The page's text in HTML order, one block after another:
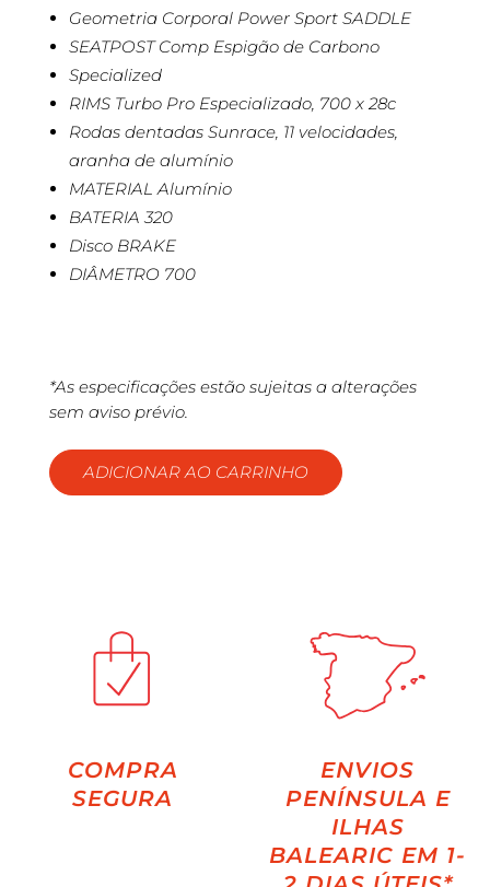
Geometria Corporal Power Sport SADDLE
SEATPOST Comp Espigão de Carbono
Specialized
RIMS Turbo Pro Especializado, 700 x 28c
Rodas dentadas Sunrace, 11 velocidades,
aranha de alumínio
MATERIAL Alumínio
BATERIA 320
Disco BRAKE
DIÂMETRO 700
*As especificações estão sujeitas a alterações
sem aviso prévio.
ADICIONAR AO CARRINHO
COMPRA
SEGURA
ENVIOS
PENÍNSULA E
ILHAS
BALEARIC EM 1-